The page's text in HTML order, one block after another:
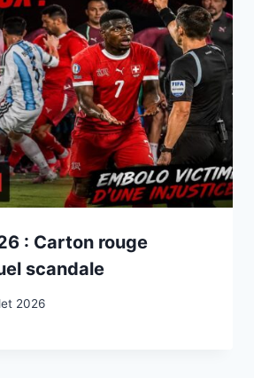
: Carton rouge
scandale
2026